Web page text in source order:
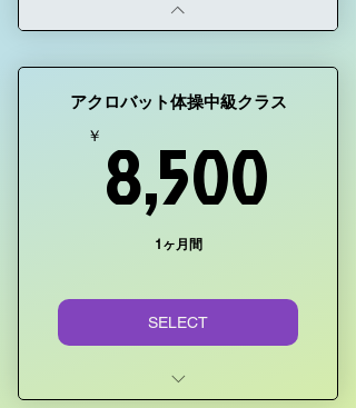
アクロバット体操中級クラス
￥ 8,500
1ヶ月間
SELECT
毎週の火曜日